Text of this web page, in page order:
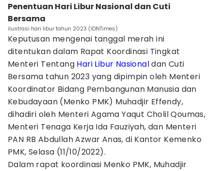
Penentuan Hari Libur Nasional dan Cuti
Bersama
ilustrasi hari libur tahun 2023 (IDNTimes)
Keputusan mengenai tanggal merah ini
ditentukan dalam Rapat Koordinasi Tingkat
Menteri Tentang Hari Libur Nasionaldan Cuti
Bersama tahun 2023 yang dipimpin oleh Menteri
Koordinator Bidang Pembangunan Manusia dan
Kebudayaan (Menko PMK) Muhadjir Effendy,
dihadiri oleh Menteri Agama Yaqut Cholil Qoumas,
Menteri Tenaga Kerja Ida Fauziyah, dan Menteri
PAN RB Abdullah Azwar Anas, di Kantor Kemenko
PMK, Selasa (11/10/2022).
Dalam rapat koordinasi Menko PMK, Muhadjir